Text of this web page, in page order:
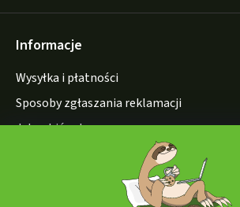
Informacje
Wysyłka i płatności
Sposoby zgłaszania reklamacji
Jak robić zakupy
Polityka przetwarzania danych osobowych